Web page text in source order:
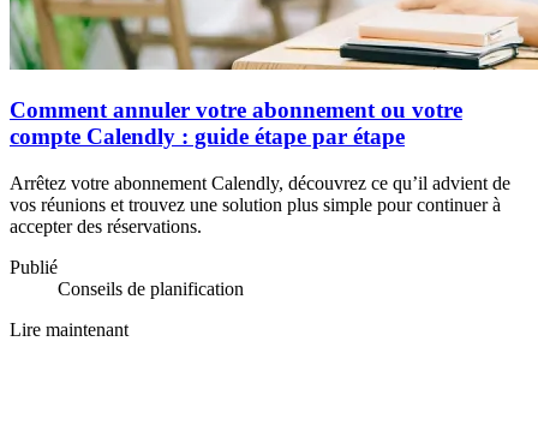
Comment annuler votre abonnement ou votre
compte Calendly : guide étape par étape
Arrêtez votre abonnement Calendly, découvrez ce qu’il advient de
vos réunions et trouvez une solution plus simple pour continuer à
accepter des réservations.
Publié
Conseils de planification
Lire maintenant